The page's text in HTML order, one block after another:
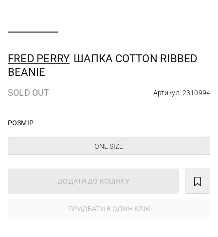
FRED PERRY ШАПКА COTTON RIBBED
BEANIE
SOLD OUT Артикул: 2310994
РОЗМІР
ONE SIZE
ДОДАТИ ДО КОШИКУ
ПРИДБАТИ В ОДИН КЛІК